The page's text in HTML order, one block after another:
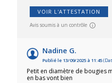
VOIR L'ATTESTATION
Avis soumis à un contrôle
Nadine G.
Publié le 13/09/2025 à 11:45
Petit en diamètre de bougies
en bas vont bien